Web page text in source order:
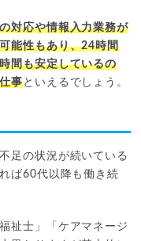
対応や情報入力業務が
能性もあり、24時間
間も安定しているの
事といえるでしょう。
足の状況が続いている
ば60代以降も働き続
祉士」「ケアマネージ